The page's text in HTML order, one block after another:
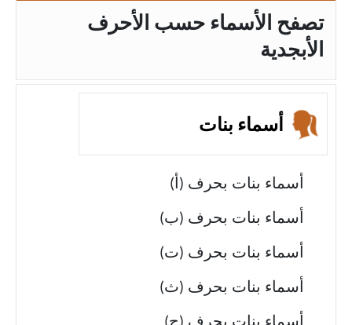
تصفح الأسماء حسب الأحرف
الأبجدية
أسماء بنات
أسماء بنات بحرف (أ)
أسماء بنات بحرف (ب)
أسماء بنات بحرف (ت)
أسماء بنات بحرف (ث)